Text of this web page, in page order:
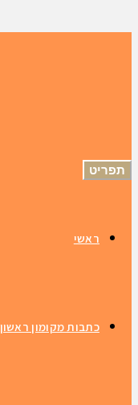
תפריט
ראשי
כתבות מקומון ראשון